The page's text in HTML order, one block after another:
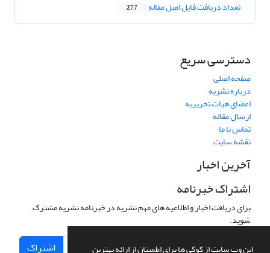
این وب سایت از کوکی ها برای اطمینان از ارائه بهترین
تعداد دریافت فایل اصل مقاله 277
دسترسی سریع
صفحه اصلی
درباره نشریه
اعضای هیات تحریریه
ارسال مقاله
تماس با ما
نقشه سایت
آخرین اخبار
اشتراک خبرنامه
برای دریافت اخبار و اطلاعیه های مهم نشریه در خبرنامه نشریه مشترک
شوید.
اشتراک